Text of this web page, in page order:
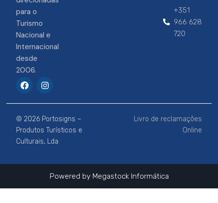
para o
Turismo
Nacional e
Internacional
desde
2006.
F
a
e
b
o
o
k
I
n
t
a
g
r
a
m
+351
966 628
720
© 2026 Portosigns –
Produtos Turísticos e
Culturais, Lda
Livro de reclamações
Online
Powered by Megastock Informática